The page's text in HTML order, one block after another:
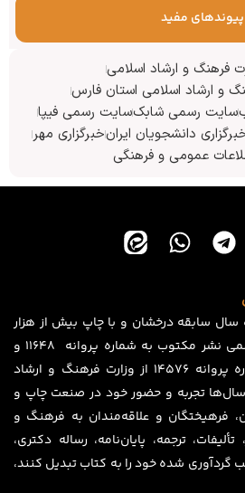
پیوندهای مفید
فرهنگ و ارشاد اسلامی
و ارشاد اسلامی استان فارس
سایت رسمی شابکسایت رسمی فیپا
دانشجویان ایرانخبرگزاری مهر
عمومی و فرهنگی
سال سابقه درخشان و با چاپ بیش از هزار
عنوان کتاب دارای مجوز رسمی نشر مکتوب به شماره پروانه ۱۱۶۴۸ و
مجوز نشر دیجیتال به شماره پروانه 14576 از وزارت فرهنگ و ارشاد
تجربه و حضور خود در صنعت چاپ و
فرهیختگان و علاقه‌مندان به فرهنگ و
ترجمه، پایان‌نامه، رساله دکتری،
گردآوری شده خود را به کتاب تبدیل کنند،